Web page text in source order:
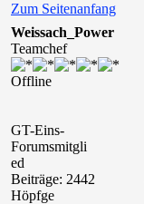
Zum Seitenanfang
Weissach_Power
Teamchef
Offline
GT-Eins-
Forumsmitgli
ed
Beiträge: 2442
Höpfge